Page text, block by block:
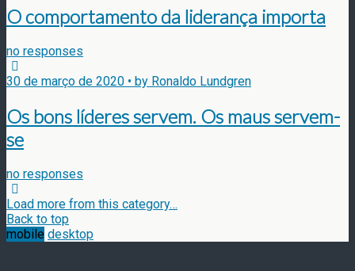
O comportamento da liderança importa
no responses
30 de março de 2020 • by Ronaldo Lundgren
Os bons líderes servem. Os maus servem-
se
no responses
Load more from this category…
Back to top
mobile desktop